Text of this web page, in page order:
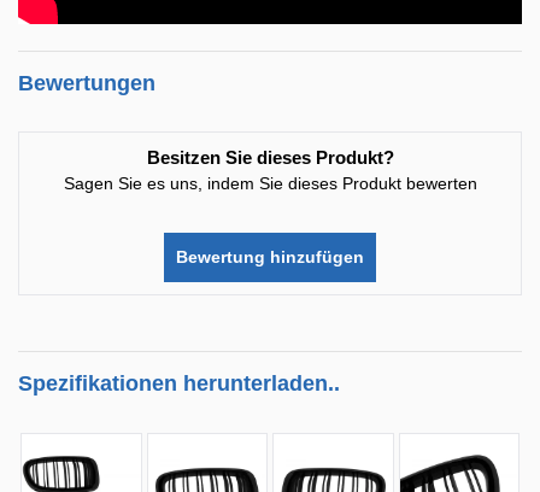
Bewertungen
Besitzen Sie dieses Produkt?
Sagen Sie es uns, indem Sie dieses Produkt bewerten
Bewertung hinzufügen
Spezifikationen herunterladen..